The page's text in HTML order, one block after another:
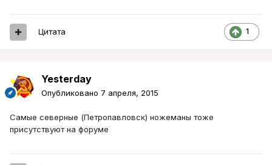
1
Цитата
Yesterday
Опубликовано 7 апреля, 2015
Самые северные (Петропавловск) ножеманы тоже
присутствуют на форуме